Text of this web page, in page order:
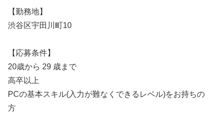
【勤務地】
渋谷区宇田川町10
【応募条件】
20歳から 29 歳まで
高卒以上
PCの基本スキル(入力が難なくできるレベル)をお持ちの
方